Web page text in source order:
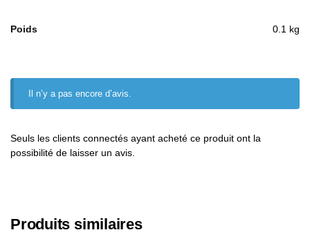
Poids 0.1 kg
Il n’y a pas encore d’avis.
Seuls les clients connectés ayant acheté ce produit ont la
possibilité de laisser un avis.
Produits similaires